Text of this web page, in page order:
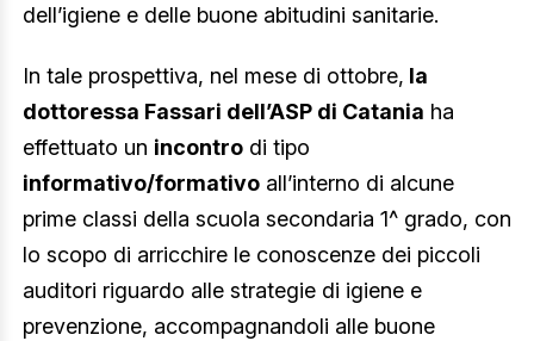
dell’igiene e delle buone abitudini sanitarie.
In tale prospettiva, nel mese di ottobre, la
dottoressa Fassari dell’ASP di Catania ha
effettuato un incontro di tipo
informativo/formativo all’interno di alcune
prime classi della scuola secondaria 1^ grado, con
lo scopo di arricchire le conoscenze dei piccoli
auditori riguardo alle strategie di igiene e
prevenzione, accompagnandoli alle buone